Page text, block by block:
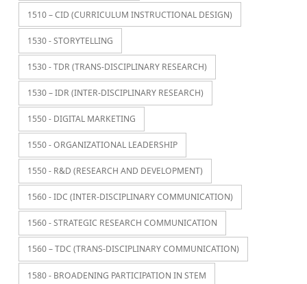
1510 – CID (CURRICULUM INSTRUCTIONAL DESIGN)
1530 - STORYTELLING
1530 - TDR (TRANS-DISCIPLINARY RESEARCH)
1530 – IDR (INTER-DISCIPLINARY RESEARCH)
1550 - DIGITAL MARKETING
1550 - ORGANIZATIONAL LEADERSHIP
1550 - R&D (RESEARCH AND DEVELOPMENT)
1560 - IDC (INTER-DISCIPLINARY COMMUNICATION)
1560 - STRATEGIC RESEARCH COMMUNICATION
1560 – TDC (TRANS-DISCIPLINARY COMMUNICATION)
1580 - BROADENING PARTICIPATION IN STEM